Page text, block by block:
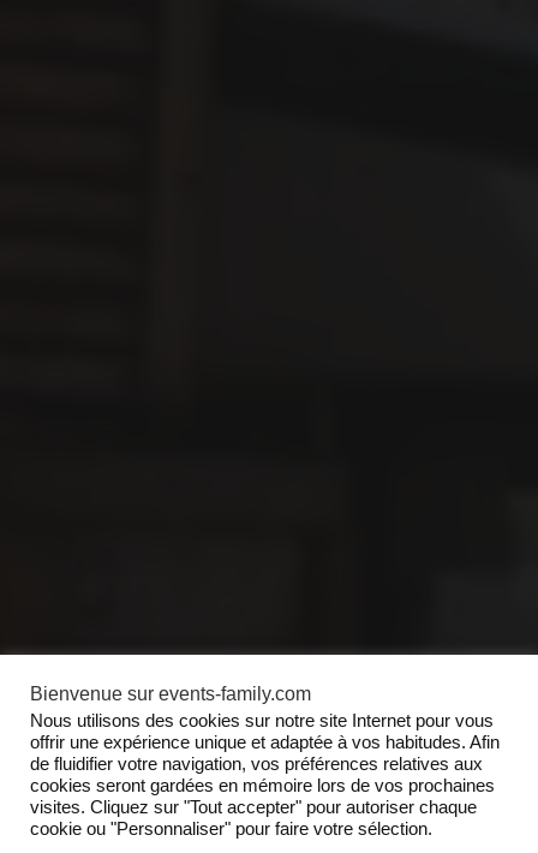
Bienvenue sur events-family.com
Nous utilisons des cookies sur notre site Internet pour vous
offrir une expérience unique et adaptée à vos habitudes. Afin
de fluidifier votre navigation, vos préférences relatives aux
cookies seront gardées en mémoire lors de vos prochaines
visites. Cliquez sur "Tout accepter" pour autoriser chaque
cookie ou "Personnaliser" pour faire votre sélection.